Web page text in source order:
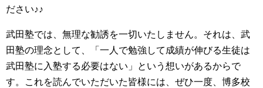
ださい♪♪
武田塾では、無理な勧誘を一切いたしません。それは、武
田塾の理念として、「一人で勉強して成績が伸びる生徒は
武田塾に入塾する必要はない」という想いがあるからで
す。これを読んでいただいた皆様には、ぜひ一度、博多校